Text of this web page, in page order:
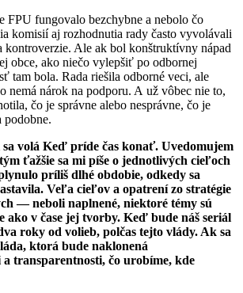
FPU fungovalo bezchybne a nebolo čo
komisií aj rozhodnutia rady často vyvolávali
kontroverzie. Ale ak bol konštruktívny nápad
obce, ako niečo vylepšiť po odbornej
tam bola. Rada riešila odborné veci, ale
nemá nárok na podporu. A už vôbec nie to,
čo je správne alebo nesprávne, čo je
podobne.
sa volá Keď príde čas konať. Uvedomujem
ťažšie sa mi píše o jednotlivých cieľoch
príliš dlhé obdobie, odkedy sa
Veľa cieľov a opatrení zo stratégie
— neboli naplnené, niektoré témy sú
ako v čase jej tvorby. Keď bude náš seriál
roky od volieb, polčas tejto vlády. Ak sa
ktorá bude naklonená
transparentnosti, čo urobíme, kde